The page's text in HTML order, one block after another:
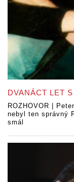
DVANÁCT LET
ROZHOVOR |
nebyl ten správný
smál